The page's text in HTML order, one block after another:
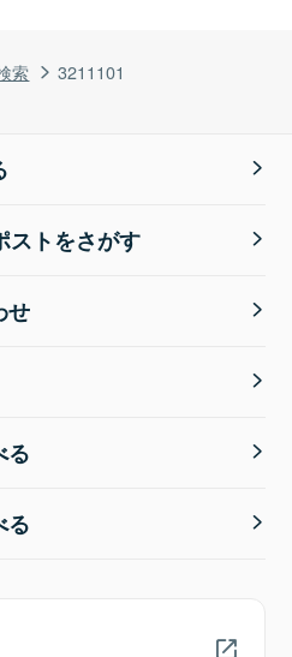
索 3211101
ストをさがす
せ
る
る